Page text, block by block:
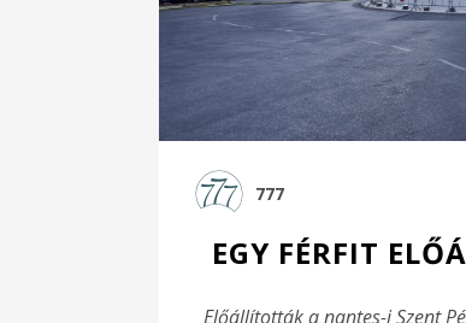
777
EGY FÉRFIT
Előállították a nantes-i Szent